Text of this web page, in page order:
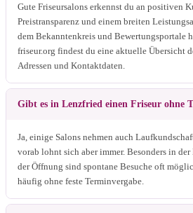
Gute Friseursalons erkennst du an positiven
Preistransparenz und einem breiten
dem Bekanntenkreis und Bewertungsportale
friseur.org findest du eine aktuelle Übersicht
Adressen und Kontaktdaten.
Gibt es in Lenzfried einen Friseur ohne
Ja, einige Salons nehmen auch
vorab lohnt sich aber immer. Besonders in
der Öffnung sind spontane Besuche oft
häufig ohne feste Terminvergabe.